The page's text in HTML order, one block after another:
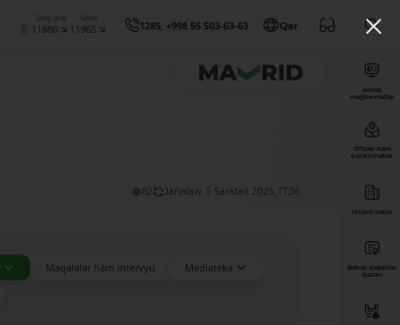
Satıp alıw
11880
Satıw
11965 1285, +998 55 503-63-63 Qar
82 Jańalaw: 5 Saratan 2025, 17:36
Maqalalar hám intervyu Mediateka
Ashıq
maǵlıwmatlar
Ofisler hám
bankomatlar
Múlkti satıw
Bahalı qaǵazlar
bazarı